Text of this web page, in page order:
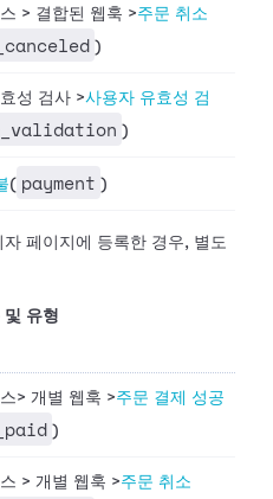
> 결합된 웹훅 >주문 취소
)
성 검사 >사용자 유효성 검
)
( payment )
페이지에 등록한 경우, 별도
및 유형
> 개별 웹훅 >주문 결제 성공
)
> 개별 웹훅 >주문 취소